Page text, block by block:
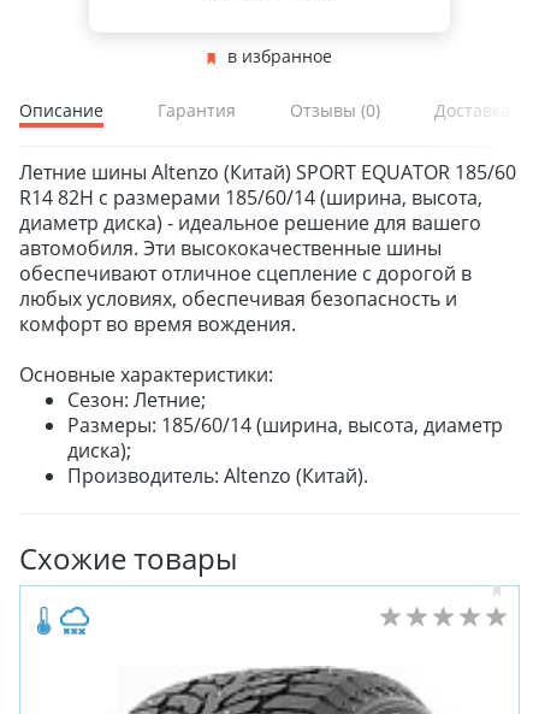
в избранное
Описание Гарантия Отзывы (0) Доставка и
Летние шины Altenzo (Китай) SPORT EQUATOR 185/60
R14 82H с размерами 185/60/14 (ширина, высота,
диаметр диска) - идеальное решение для вашего
автомобиля. Эти высококачественные шины
обеспечивают отличное сцепление с дорогой в
любых условиях, обеспечивая безопасность и
комфорт во время вождения.
Основные характеристики:
Сезон: Летние;
Размеры: 185/60/14 (ширина, высота, диаметр
диска);
Производитель: Altenzo (Китай).
Схожие товары